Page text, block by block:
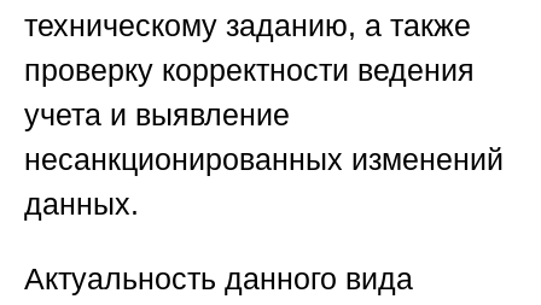
техническому заданию, а также
проверку корректности ведения
учета и выявление
несанкционированных изменений
данных.
Актуальность данного вида